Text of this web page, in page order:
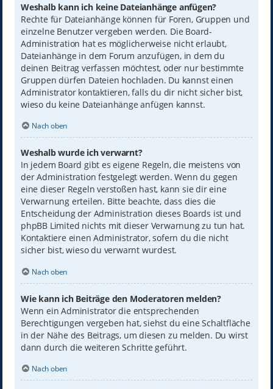
Weshalb kann ich keine Dateianhänge anfügen?
Rechte für Dateianhänge können für Foren, Gruppen und
einzelne Benutzer vergeben werden. Die Board-
Administration hat es möglicherweise nicht erlaubt,
Dateianhänge in dem Forum anzufügen, in dem du
deinen Beitrag verfassen möchtest, oder nur bestimmte
Gruppen dürfen Dateien hochladen. Du kannst einen
Administrator kontaktieren, falls du dir nicht sicher bist,
wieso du keine Dateianhänge anfügen kannst.
Nach oben
Weshalb wurde ich verwarnt?
In jedem Board gibt es eigene Regeln, die meistens von
der Administration festgelegt werden. Wenn du gegen
eine dieser Regeln verstoßen hast, kann sie dir eine
Verwarnung erteilen. Bitte beachte, dass dies die
Entscheidung der Administration dieses Boards ist und
phpBB Limited nichts mit dieser Verwarnung zu tun hat.
Kontaktiere einen Administrator, sofern du die nicht
sicher bist, wieso du verwarnt wurdest.
Nach oben
Wie kann ich Beiträge den Moderatoren melden?
Wenn ein Administrator die entsprechenden
Berechtigungen vergeben hat, siehst du eine Schaltfläche
in der Nähe des Beitrags, um diesen zu melden. Du wirst
dann durch die weiteren Schritte geführt.
Nach oben